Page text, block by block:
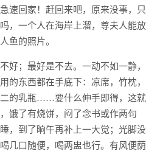
回家！赶回来吧，原来没事，只
，一个人在海岸上溜，尊夫人能放
鱼的照片。
好；最好是不去。一动不如一静，
的东西都在手底下：凉席，竹枕，
的乳瓶……要什么伸手即得，这就
饿了有烧饼，闷了念书或作两句
，到了晌午再补上一大觉；光脚没
几口随便，喝两盅也行。有风便荫